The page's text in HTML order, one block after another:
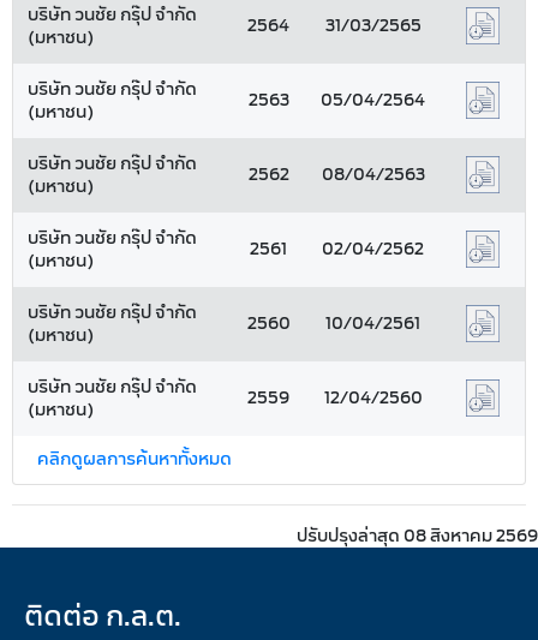
บริษัท วนชัย กรุ๊ป จำกัด
(มหาชน)
2564 31/03/2565
บริษัท วนชัย กรุ๊ป จำกัด
(มหาชน)
2563 05/04/2564
บริษัท วนชัย กรุ๊ป จำกัด
(มหาชน)
2562 08/04/2563
บริษัท วนชัย กรุ๊ป จำกัด
(มหาชน)
2561 02/04/2562
บริษัท วนชัย กรุ๊ป จำกัด
(มหาชน)
2560 10/04/2561
บริษัท วนชัย กรุ๊ป จำกัด
(มหาชน)
2559 12/04/2560
คลิกดูผลการค้นหาทั้งหมด
ปรับปรุงล่าสุด 08 สิงหาคม 2569
ติดต่อ ก.ล.ต.